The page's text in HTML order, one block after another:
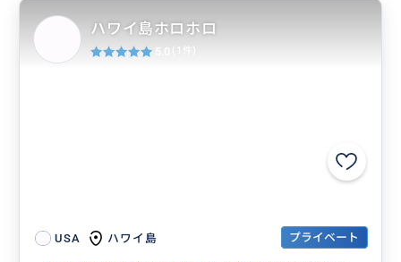
USA ハワイ島 プライベート
ハワイ島ホロホロ
5.0 (1件)